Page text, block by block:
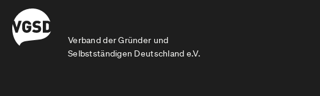
Verband der Gründer und
Selbstständigen Deutschland e.V.